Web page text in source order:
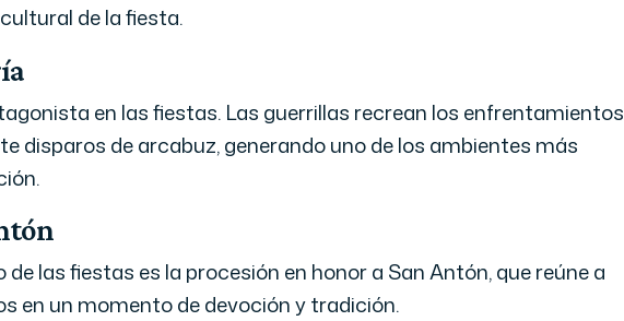
de la fiesta.
en las fiestas. Las guerrillas recrean los enfrentamientos
disparos de arcabuz, generando uno de los ambientes más
las fiestas es la procesión en honor a San Antón, que reúne a
en un momento de devoción y tradición.